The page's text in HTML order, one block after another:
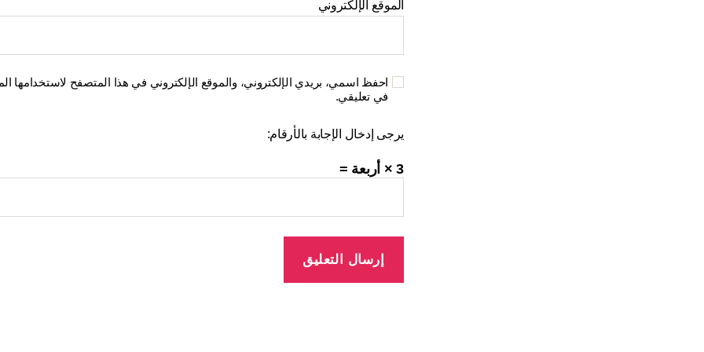
الموقع الإلكتروني
احفظ اسمي، بريدي الإلكتروني، والموقع الإلكتروني في هذا المتصفح لاستخدامها
في تعليقي.
يرجى إدخال الإجابة بالأرقام:
3 × أربعة =